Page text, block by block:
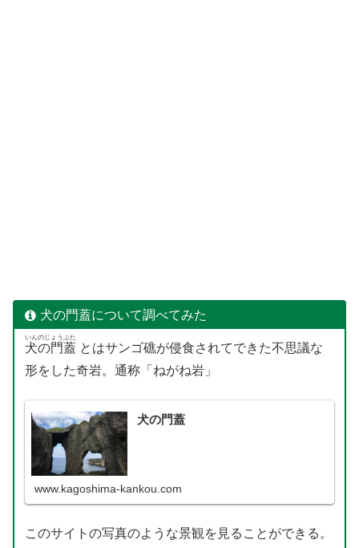
犬の門蓋について調べてみた
犬の門蓋
いんのじょうぶた
とはサンゴ礁が侵食されてできた不思議な
形をした奇岩。通称「ねがね岩」
犬の門蓋
www.kagoshima-kankou.com
このサイトの写真のような景観を見ることができる。